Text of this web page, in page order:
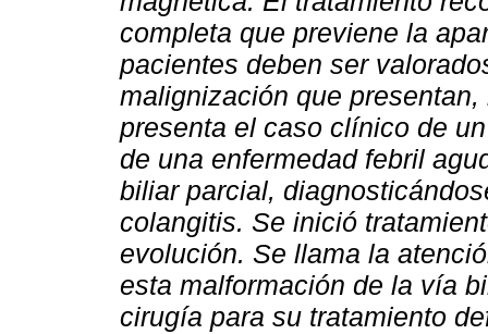
completa que previene la
pacientes deben ser
malignización que
presenta el caso clínico de
de una enfermedad febril
biliar parcial,
colangitis. Se inició
evolución. Se llama la
esta malformación de la vía
cirugía para su tratamiento